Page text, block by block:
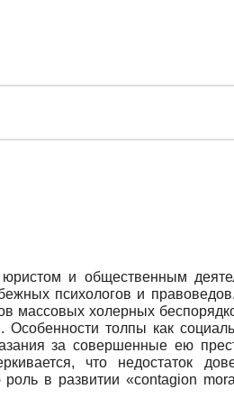
юристом и общественным
психологов и
массовых холерных
толпы как
за совершенные ею
что недостаток
в развитии «contagion